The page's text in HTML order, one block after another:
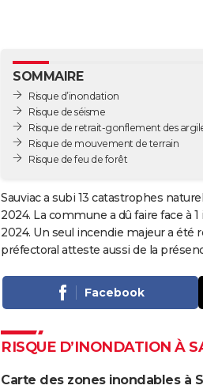
SOMMAIRE
Risque d’inondation
Risque de séisme
Risque de retrait-gonflement des
Risque de mouvement de terrain
Risque de feu de forêt
Sauviac a subi 13 catastrophes
2024. La commune a dû faire face à
2024. Un seul incendie majeur a été
préfectoral atteste aussi de la
Facebook
RISQUE D’INONDATION À
Carte des zones inondables à